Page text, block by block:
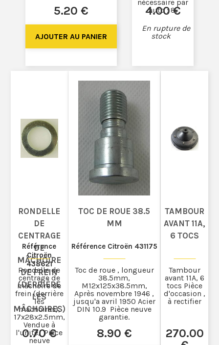
5.20 € 4.00 €
En rupture de
stock
nécessaire par
auto : 8.
RONDELLE
DE
CENTRAGE
DE
MÂCHOIRE
DE FREIN
(DERRIÈRE
LES
MÂCHOIRES)
Référence
Citroën
438621
0.70 €
Rondelle de
centrage de
mâchoire de
frein (derrière
les
machoires),
17x28x2.5mm,
Vendue à
l'unité, Pièce
neuve
TOC DE ROUE 38.5
MM
Référence Citroën 431175
8.90 €
Toc de roue , longueur
38.5mm,
M12x125x38.5mm,
Après novembre 1946 ,
jusqu'a avril 1950 Acier
DIN 10.9 Pièce neuve
garantie.
TAMBOUR
AVANT 11A,
6 TOCS
270.00
Tambour
avant 11A, 6
tocs Pièce
d'occasion ,
à rectifier